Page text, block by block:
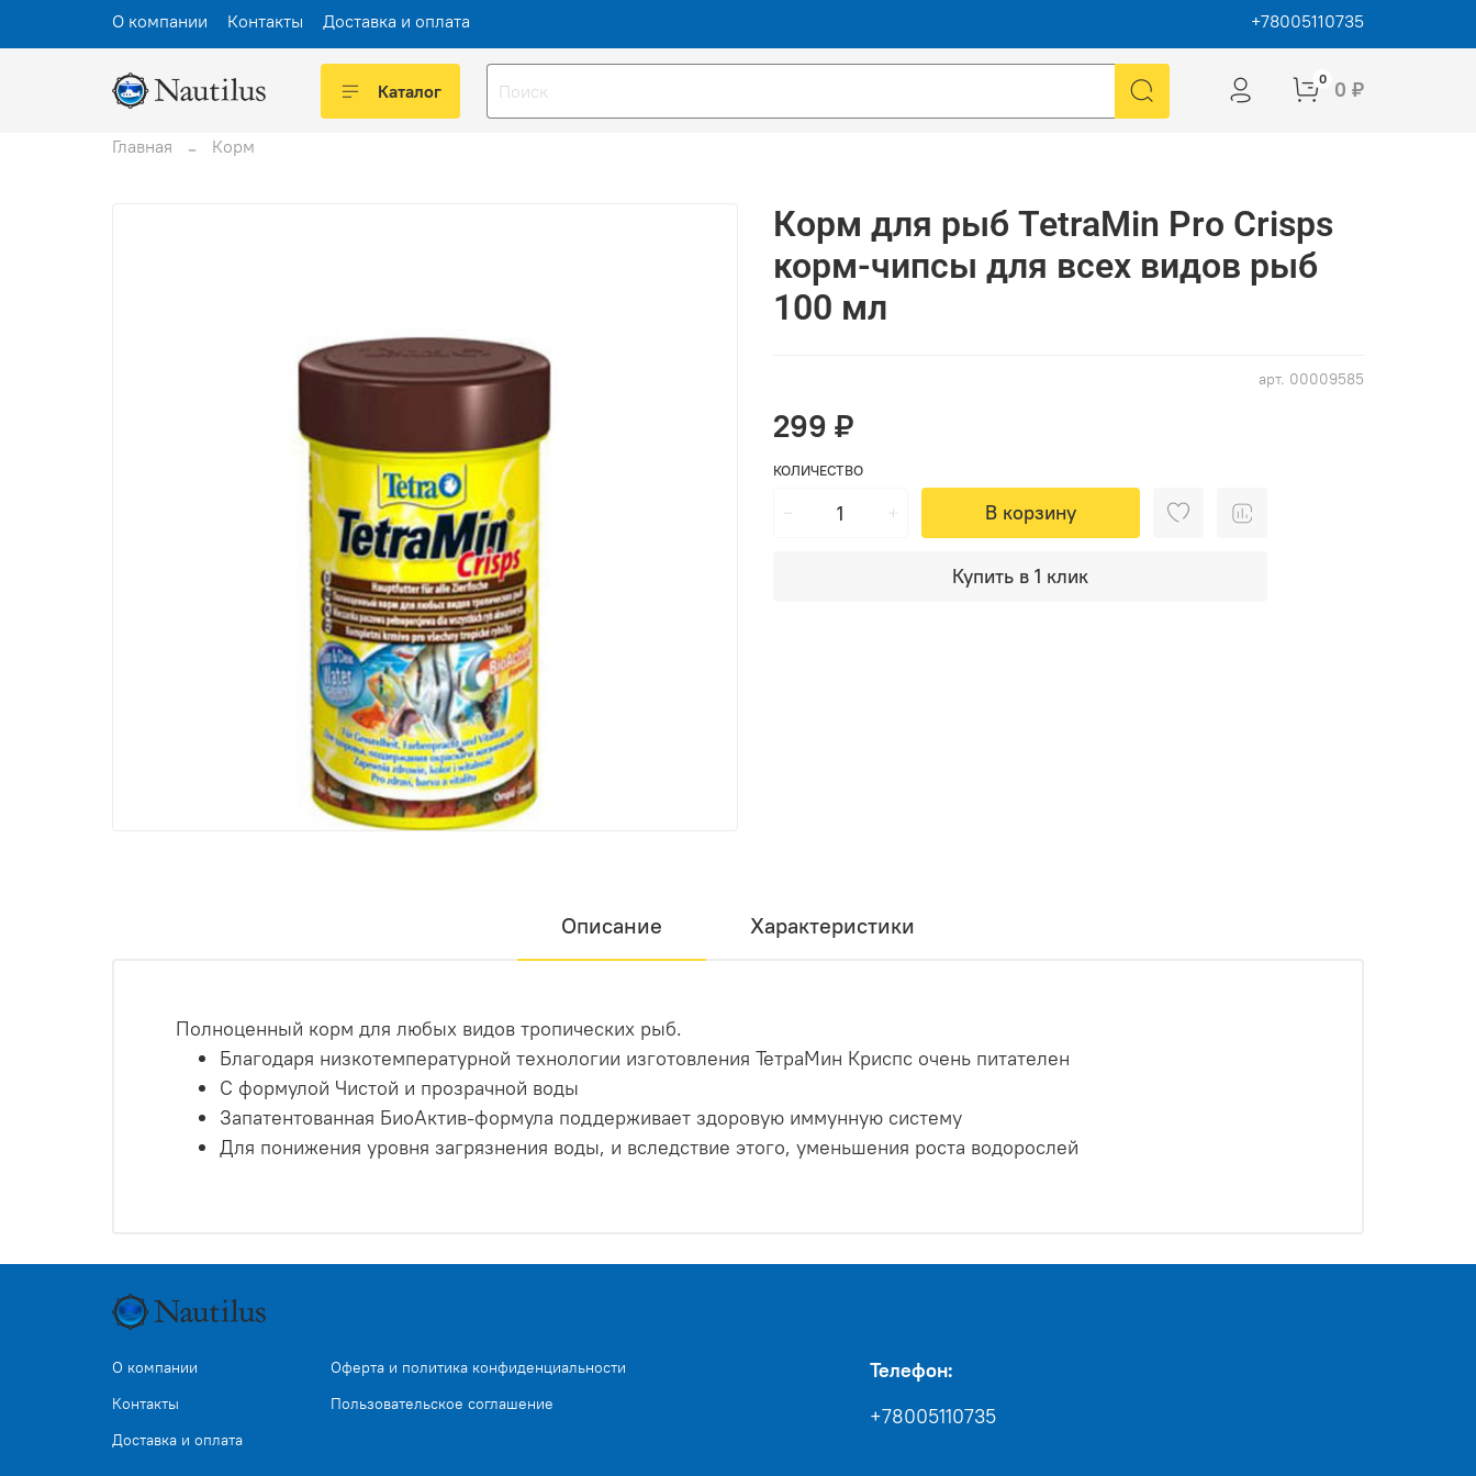
О компании Контакты Доставка и оплата +78005110735
Каталог
0 0 ₽
Главная Корм
арт. 00009585
Корм для рыб TetraMin Pro Crisps
корм-чипсы для всех видов рыб
100 мл
299 ₽
КОЛИЧЕСТВО
В корзину
Купить в 1 клик
Описание Характеристики
Полноценный корм для любых видов тропических рыб.
Благодаря низкотемпературной технологии изготовления ТетраМин Криспс очень питателен
С формулой Чистой и прозрачной воды
Запатентованная БиоАктив-формула поддерживает здоровую иммунную систему
Для понижения уровня загрязнения воды, и вследствие этого, уменьшения роста водорослей
О компании
Контакты
Доставка и оплата
Оферта и политика конфиденциальности
Пользовательское соглашение
Телефон:
+78005110735